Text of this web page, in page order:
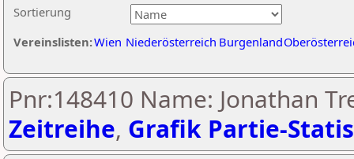
Sortierung
Vereinslisten:Wien Niederösterreich Burgenland
Pnr:148410 Name: Jonathan
Zeitreihe, Grafik Partie-